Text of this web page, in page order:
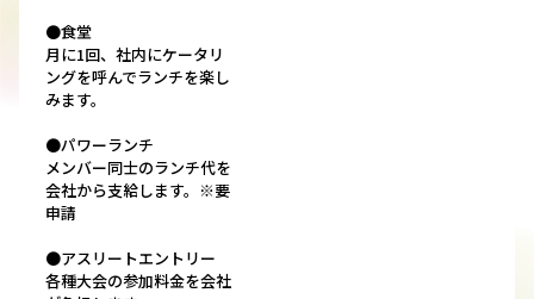
●食堂
月に1回、社内にケータリ
ングを呼んでランチを楽し
みます。
●パワーランチ
メンバー同士のランチ代を
会社から支給します。※要
申請
●アスリートエントリー
各種大会の参加料金を会社